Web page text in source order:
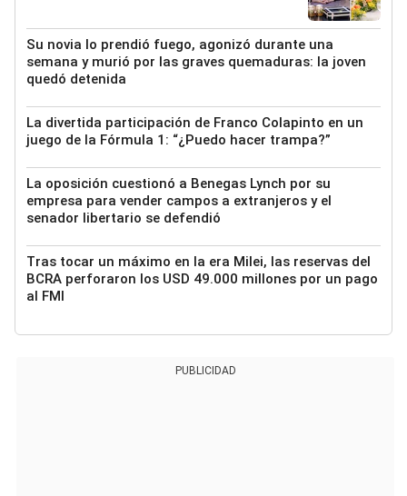
Su novia lo prendió fuego, agonizó durante una
semana y murió por las graves quemaduras: la joven
quedó detenida
La divertida participación de Franco Colapinto en un
juego de la Fórmula 1: “¿Puedo hacer trampa?”
La oposición cuestionó a Benegas Lynch por su
empresa para vender campos a extranjeros y el
senador libertario se defendió
Tras tocar un máximo en la era Milei, las reservas del
BCRA perforaron los USD 49.000 millones por un pago
al FMI
PUBLICIDAD